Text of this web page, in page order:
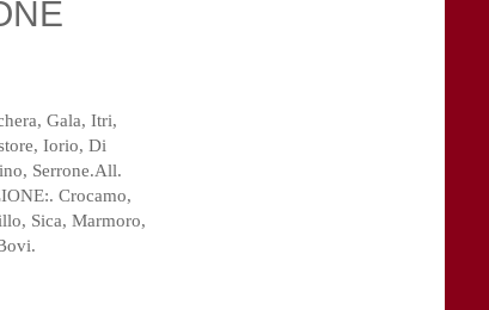
Gala, Itri,
Iorio, Di
Serrone.All.
Crocamo,
Sica, Marmoro,